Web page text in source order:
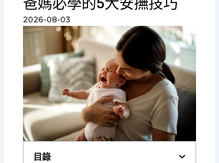
2026-08-03
目錄